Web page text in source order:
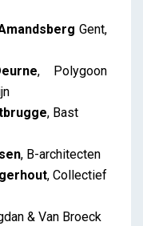
Gent,
, Polygoon
, Bast
, B-architecten
, Collectief
& Van Broeck